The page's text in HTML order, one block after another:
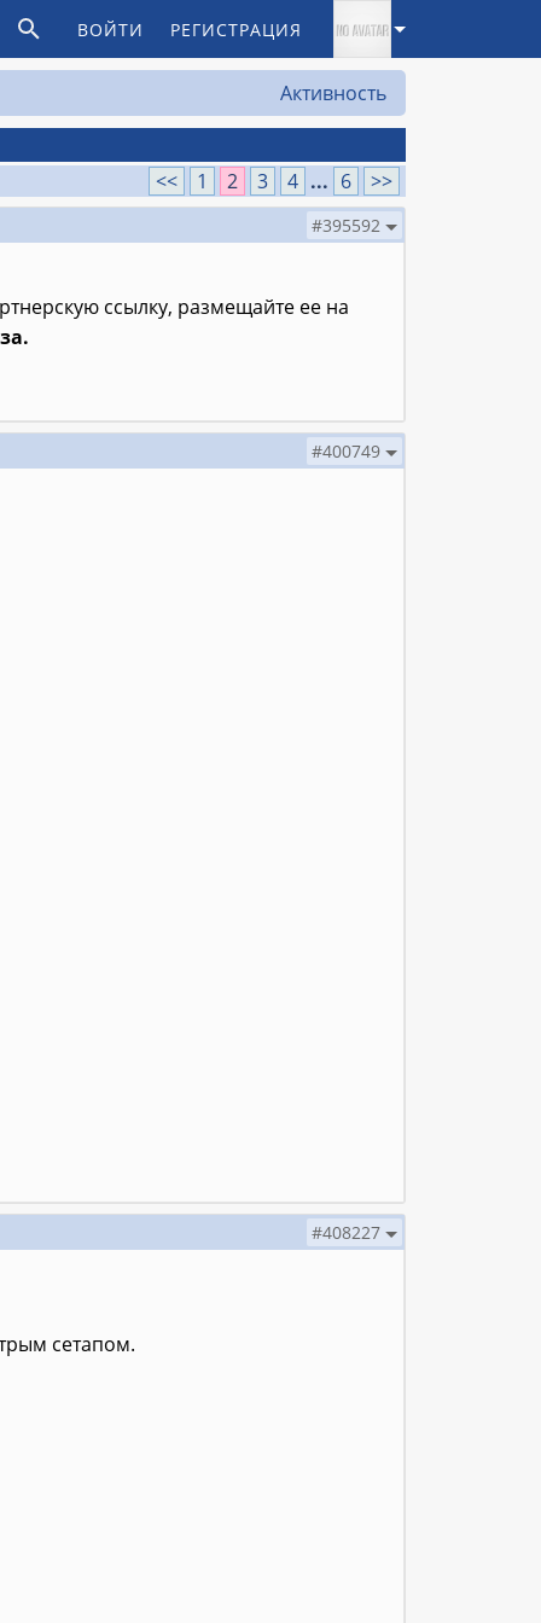
ВОЙТИ РЕГИСТРАЦИЯ
Активность
<<
1 2 3 4 ... 6 >>
#395592
ссылку, размещайте ее на
#400749
#408227
сетапом.